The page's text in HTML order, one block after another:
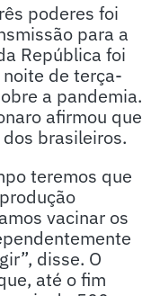
poderes foi
para a
República foi
de terça-
a pandemia.
afirmou que
brasileiros.
teremos que
vacinar os
disse. O
até o fim